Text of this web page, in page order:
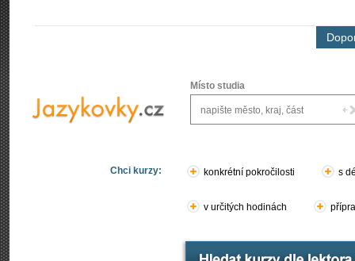
Místo studia
Chci kurzy: konkrétní pokročilosti s
v určitých hodinách